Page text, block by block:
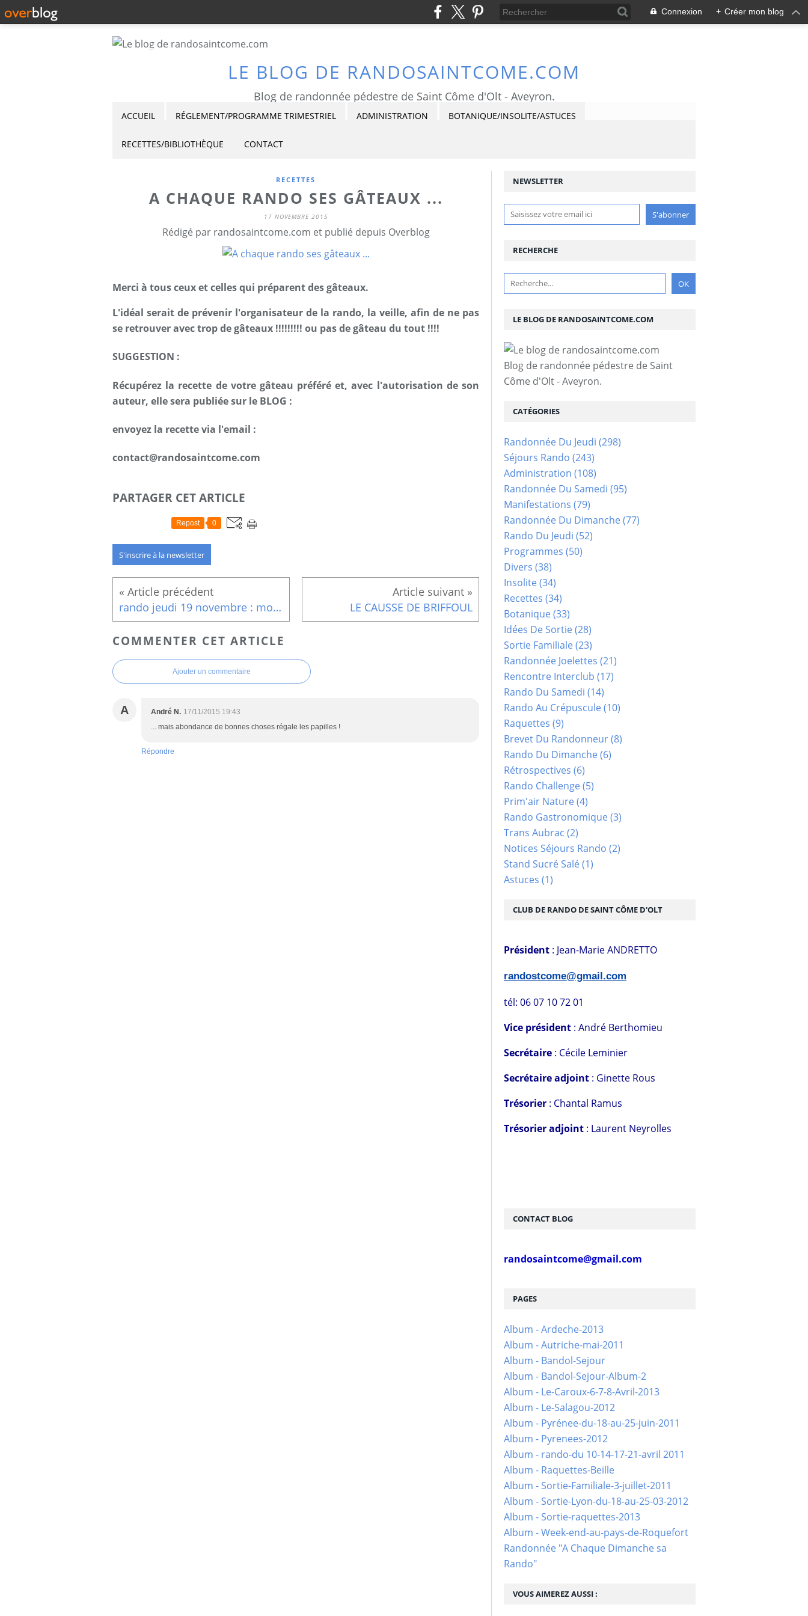
Connexion + Créer mon blog
LE BLOG DE RANDOSAINTCOME.COM
Blog de randonnée pédestre de Saint Côme d'Olt - Aveyron.
ACCUEIL RÉGLEMENT/PROGRAMME TRIMESTRIEL ADMINISTRATION BOTANIQUE/INSOLITE/ASTUCES
RECETTES/BIBLIOTHÈQUE CONTACT
RECETTES
A CHAQUE RANDO SES GÂTEAUX ...
17 NOVEMBRE 2015
Rédigé par randosaintcome.com et publié depuis Overblog
Merci à tous ceux et celles qui préparent des gâteaux.
L'idéal serait de prévenir l'organisateur de la rando, la veille, afin de ne pas
se retrouver avec trop de gâteaux !!!!!!!!! ou pas de gâteau du tout !!!!
SUGGESTION :
Récupérez la recette de votre gâteau préféré et, avec l'autorisation de son
auteur, elle sera publiée sur le BLOG :
envoyez la recette via l'email :
contact@randosaintcome.com
PARTAGER CET ARTICLE
Repost 0
S'inscrire à la newsletter
rando jeudi 19 novembre : modification LE CAUSSE DE BRIFFOUL
COMMENTER CET ARTICLE
Ajouter un commentaire
A André N. 17/11/2015 19:43
... mais abondance de bonnes choses régale les papilles !
Répondre
NEWSLETTER
RECHERCHE
LE BLOG DE RANDOSAINTCOME.COM
Blog de randonnée pédestre de Saint
Côme d'Olt - Aveyron.
VOUS AIMEREZ AUSSI :
PAGES
Album - Ardeche-2013
Album - Autriche-mai-2011
Album - Bandol-Sejour
Album - Bandol-Sejour-Album-2
Album - Le-Caroux-6-7-8-Avril-2013
Album - Le-Salagou-2012
Album - Pyrénee-du-18-au-25-juin-2011
Album - Pyrenees-2012
Album - rando-du 10-14-17-21-avril 2011
Album - Raquettes-Beille
Album - Sortie-Familiale-3-juillet-2011
Album - Sortie-Lyon-du-18-au-25-03-2012
Album - Sortie-raquettes-2013
Album - Week-end-au-pays-de-Roquefort
Randonnée "A Chaque Dimanche sa
Rando"
CATÉGORIES
Randonnée Du Jeudi (298)
Séjours Rando (243)
Administration (108)
Randonnée Du Samedi (95)
Manifestations (79)
Randonnée Du Dimanche(77)
Rando Du Jeudi (52)
Programmes (50)
Divers (38)
Insolite(34)
Recettes (34)
Botanique(33)
Idées De Sortie(28)
Sortie Familiale(23)
Randonnée Joelettes (21)
Rencontre Interclub (17)
Rando Du Samedi (14)
Rando Au Crépuscule(10)
Raquettes (9)
Brevet Du Randonneur(8)
Rando Du Dimanche(6)
Rétrospectives (6)
Rando Challenge(5)
Prim'air Nature(4)
Rando Gastronomique(3)
Trans Aubrac (2)
Notices Séjours Rando (2)
Stand Sucré Salé(1)
Astuces (1)
CLUB DE RANDO DE SAINT CÔME D'OLT
Président : Jean-Marie ANDRETTO
randostcome@gmail.com
tél: 06 07 10 72 01
Vice président : André Berthomieu
Secrétaire : Cécile Leminier
Secrétaire adjoint : Ginette Rous
Trésorier : Chantal Ramus
Trésorier adjoint : Laurent Neyrolles
CONTACT BLOG
randosaintcome@gmail.com